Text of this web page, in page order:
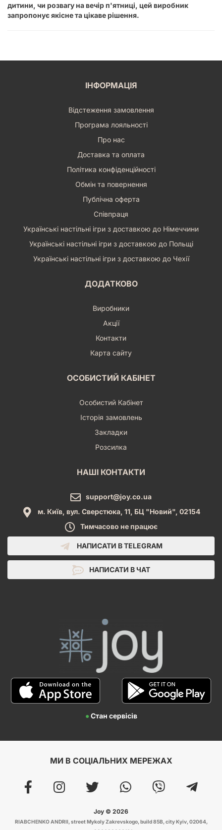
дитини, чи розвагу на вечір п'ятниці, цей виробник
запропонує якісне та цікаве рішення.
ІНФОРМАЦІЯ
Відстеження замовлення
Програма лояльності
Про нас
Доставка та оплата
Політика конфіденційності
Обмін та повернення
Публічна оферта
Співпраця
Українські настільні ігри з доставкою до Німеччини
Українські настільні ігри з доставкою до Польщі
Українські настільні ігри з доставкою до Чехії
ДОДАТКОВО
Виробники
Акції
Контакти
Карта сайту
ОСОБИСТИЙ КАБІНЕТ
Особистий Кабінет
Історія замовлень
Закладки
Розсилка
НАШІ КОНТАКТИ
support@joy.co.ua
м. Київ, вул. Сверстюка, 11, БЦ "Новий", 02154
Тимчасово не працює
НАПИСАТИ В TELEGRAM
НАПИСАТИ В ЧАТ
● Стан сервісів
МИ В СОЦІАЛЬНИХ МЕРЕЖАХ
Joy © 2026
RIABCHENKO ANDRII, street Mykoly Zakrevskogo, build 85B, city Kyiv, 02064,